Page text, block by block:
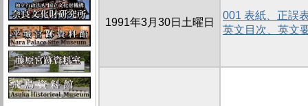
1991年3月30日土曜日
001 表紙、正誤
英文目次、英文